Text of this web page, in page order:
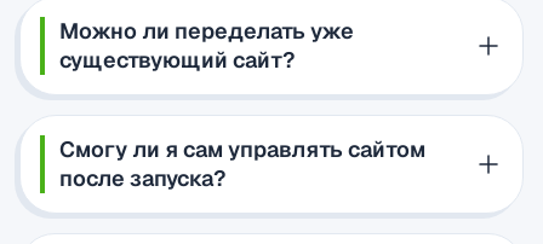
Можно ли переделать уже
существующий сайт?
Смогу ли я сам управлять сайтом
после запуска?